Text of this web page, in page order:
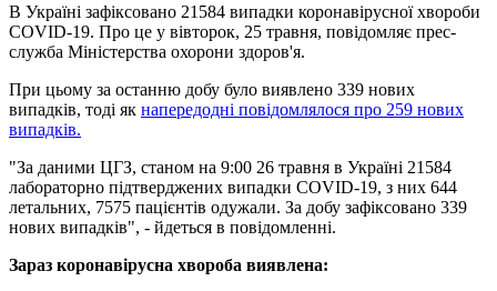
В Україні зафіксовано 21584 випадки коронавірусної хвороби
COVID-19. Про це у вівторок, 25 травня, повідомляє прес-
служба Міністерства охорони здоров'я.
При цьому за останню добу було виявлено 339 нових
випадків, тоді як напередодні повідомлялося про 259 нових
випадків.
"За даними ЦГЗ, станом на 9:00 26 травня в Україні 21584
лабораторно підтверджених випадки COVID-19, з них 644
летальних, 7575 пацієнтів одужали. За добу зафіксовано 339
нових випадків", - йдеться в повідомленні.
Зараз коронавірусна хвороба виявлена: